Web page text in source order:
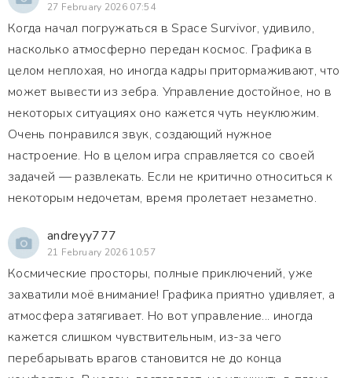
27 February 2026 07:54
Когда начал погружаться в Space Survivor, удивило,
насколько атмосферно передан космос. Графика в
целом неплохая, но иногда кадры притормаживают, что
может вывести из зебра. Управление достойное, но в
некоторых ситуациях оно кажется чуть неуклюжим.
Очень понравился звук, создающий нужное
настроение. Но в целом игра справляется со своей
задачей — развлекать. Если не критично относиться к
некоторым недочетам, время пролетает незаметно.
andreyy777
21 February 2026 10:57
Космические просторы, полные приключений, уже
захватили моё внимание! Графика приятно удивляет, а
атмосфера затягивает. Но вот управление... иногда
кажется слишком чувствительным, из-за чего
перебарывать врагов становится не до конца